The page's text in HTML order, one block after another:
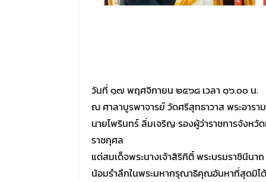
วันที่ ๑๗ พฤศจิกายน ๒๕๖๘ เวลา ๑๖.๐๐ น.
ณ ศาลาบูรพาจารย์ วัดศรีสุทธาวาส พระอารา
นายไพรินทร์ ลิ่มเจริญ รองผู้ว่าราชการจังห
ราชกุศล
แด่สมเด็จพระนางเจ้าสิริกิติ์ พระบรมราชินีน
น้อมรำลึกในพระมหากรุณาธิคุณอันหาที่สุดมิได้